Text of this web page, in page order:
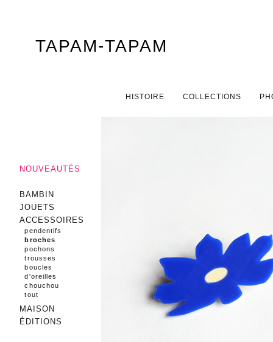
TAPAM-TAPAM
ALLER AU CONTENU PRINCIPAL
ALLER AU CONTENU SECONDAIRE
HISTOIRE COLLECTIONS
NOUVEAUTÉS
BAMBIN
JOUETS
ACCESSOIRES
pendentifs
broches
pochons
trousses
boucles
d'oreilles
chouchou
tout
MAISON
ÉDITIONS